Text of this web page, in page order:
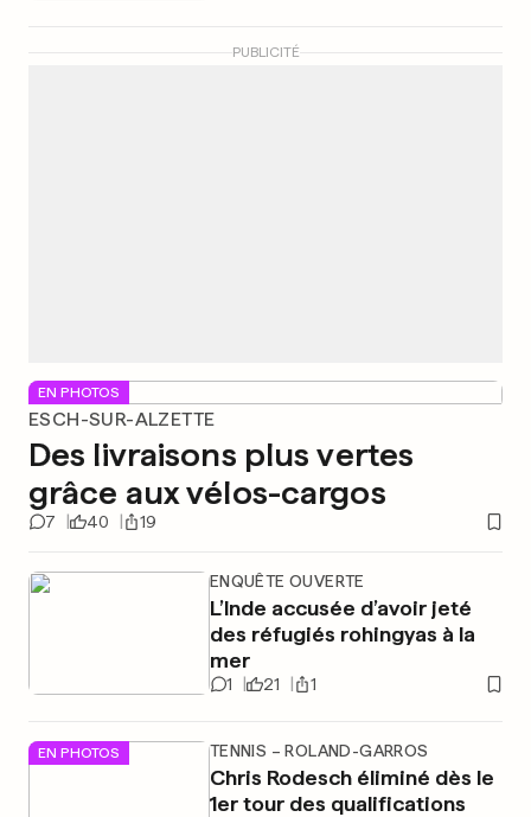
PUBLICITÉ
EN PHOTOS
ESCH-SUR-ALZETTE
Des livraisons plus vertes
grâce aux vélos-cargos
7 40 19
ENQUÊTE OUVERTE
L’Inde accusée d’avoir jeté
des réfugiés rohingyas à la
mer
1 21 1
EN PHOTOS TENNIS – ROLAND-GARROS
Chris Rodesch éliminé dès le
1er tour des qualifications